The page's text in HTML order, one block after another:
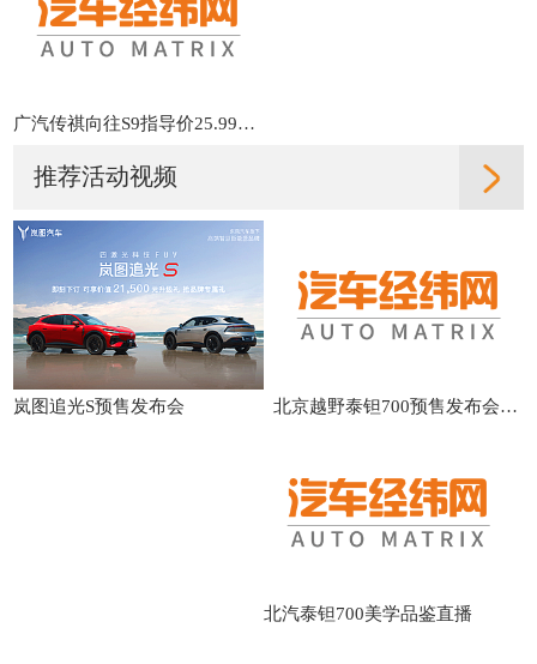
广汽传祺向往S9指导价25.99万元起，华为ADS 4全系标配 实地直
推荐活动视频
岚图追光S预售发布会 北京越野泰钽700预售发布会直播
北汽泰钽700美学品鉴直播